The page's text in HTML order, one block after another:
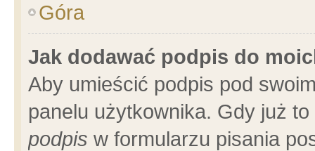
Góra
Jak dodawać podpis do
Aby umieścić podpis pod
panelu użytkownika. Gdy już
podpis w formularzu pisania